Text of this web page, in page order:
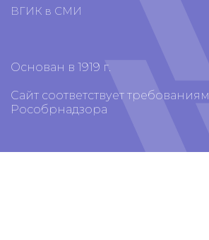
ВГИК в СМИ
Основан в 1919 г.
Сайт соответствует требованиям
Рособрнадзора